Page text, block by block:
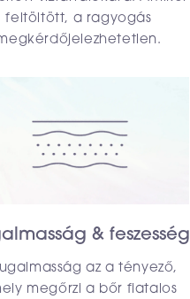
feltöltött, a ragyogás
& feszesség
az a tényező,
megőrzi a bőr fiatalos